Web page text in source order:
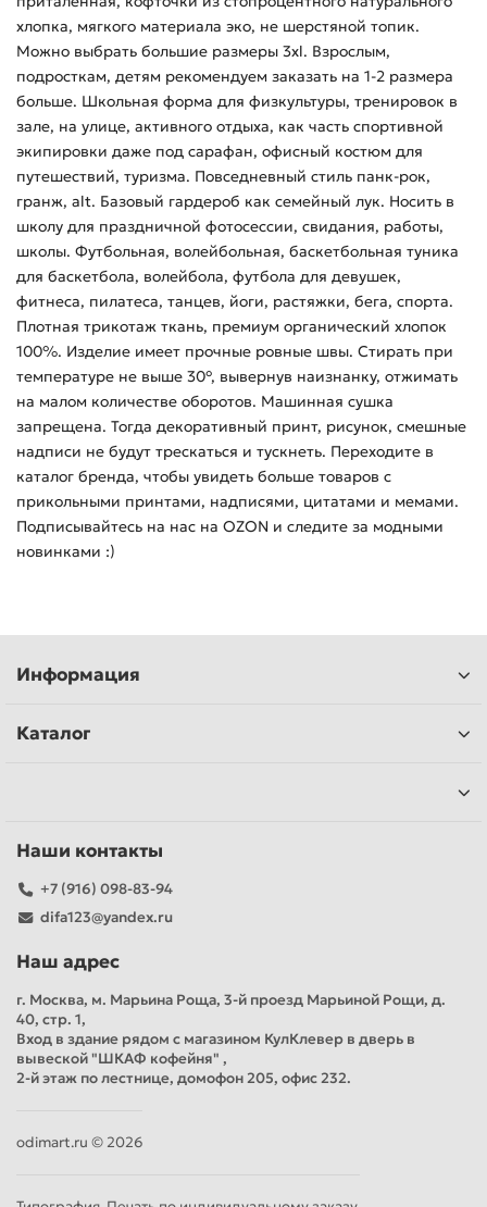
хлопка, мягкого материала эко, не шерстяной топик.
Можно выбрать большие размеры 3xl. Взрослым,
подросткам, детям рекомендуем заказать на 1-2 размера
больше. Школьная форма для физкультуры, тренировок в
зале, на улице, активного отдыха, как часть спортивной
экипировки даже под сарафан, офисный костюм для
путешествий, туризма. Повседневный стиль панк-рок,
гранж, alt. Базовый гардероб как семейный лук. Носить в
школу для праздничной фотосессии, свидания, работы,
школы. Футбольная, волейбольная, баскетбольная туника
для баскетбола, волейбола, футбола для девушек,
фитнеса, пилатеса, танцев, йоги, растяжки, бега, спорта.
Плотная трикотаж ткань, премиум органический хлопок
100%. Изделие имеет прочные ровные швы. Стирать при
температуре не выше 30°, вывернув наизнанку, отжимать
на малом количестве оборотов. Машинная сушка
запрещена. Тогда декоративный принт, рисунок, смешные
надписи не будут трескаться и тускнеть. Переходите в
каталог бренда, чтобы увидеть больше товаров с
прикольными принтами, надписями, цитатами и мемами.
Подписывайтесь на нас на OZON и следите за модными
новинками :)
Информация
Каталог
Наши контакты
+7 (916) 098-83-94
difa123@yandex.ru
Наш адрес
г. Москва, м. Марьина Роща, 3-й проезд Марьиной Рощи, д.
40, стр. 1,
Вход в здание рядом с магазином КулКлевер в дверь в
вывеской "ШКАФ кофейня" ,
2-й этаж по лестнице, домофон 205, офис 232.
odimart.ru © 2026